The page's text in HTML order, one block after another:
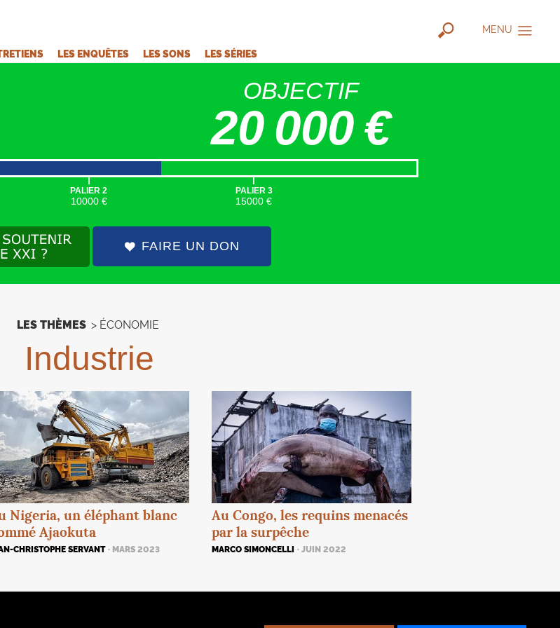
MENU
LES ENQUÊTES LES SONS LES SÉRIES
OBJECTIF
20 000 €
|
PALIER 2
10000 €
|
PALIER 3
15000 €
FAIRE UN DON
LES THÈMES > ÉCONOMIE
Industrie
Nigeria, un éléphant blanc
Ajaokuta
CHRISTOPHE SERVANT · MARS 2023
Au Congo, les requins menacés
par la surpêche
MARCO SIMONCELLI · JUIN 2022